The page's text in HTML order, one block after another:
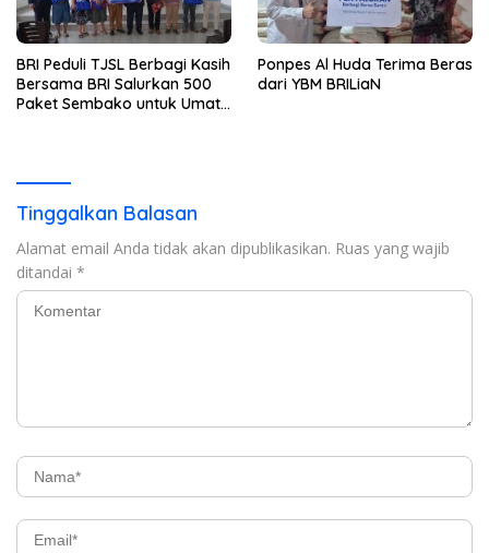
BRI Peduli TJSL Berbagi Kasih
Bersama BRI Salurkan 500
Paket Sembako untuk Umat
Ponpes Al Huda Terima Beras
dari YBM BRILiaN
Tinggalkan Balasan
Alamat email Anda tidak akan dipublikasikan. Ruas yang wajib
ditandai *